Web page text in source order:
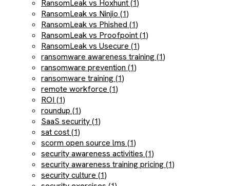
RansomLeak vs Hoxhunt (1)
RansomLeak vs Ninjio (1)
RansomLeak vs Phished (1)
RansomLeak vs Proofpoint (1)
RansomLeak vs Usecure (1)
ransomware awareness training (1)
ransomware prevention (1)
ransomware training (1)
remote workforce (1)
ROI (1)
roundup (1)
SaaS security (1)
sat cost (1)
scorm open source lms (1)
security awareness activities (1)
security awareness training pricing (1)
security culture (1)